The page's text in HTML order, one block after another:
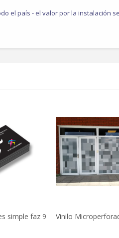
el país - el valor por la instalación
simple faz 9 Vinilo